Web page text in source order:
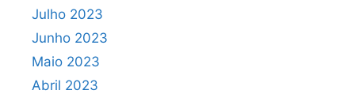
Julho 2023
Junho 2023
Maio 2023
Abril 2023